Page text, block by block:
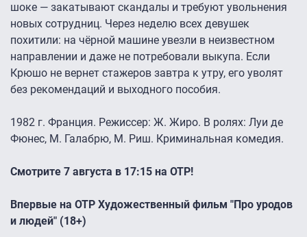
шоке — закатывают скандалы и требуют увольнения
новых сотрудниц. Через неделю всех девушек
похитили: на чёрной машине увезли в неизвестном
направлении и даже не потребовали выкупа. Если
Крюшо не вернет стажеров завтра к утру, его уволят
без рекомендаций и выходного пособия.
1982 г. Франция. Режиссер: Ж. Жиро. В ролях: Луи де
Фюнес, М. Галабрю, М. Риш. Криминальная комедия.
Смотрите 7 августа в 17:15 на ОТР!
Впервые на ОТР Художественный фильм "Про уродов
и людей" (18+)